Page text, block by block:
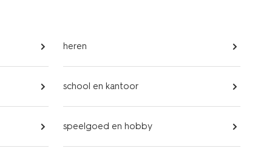
heren
school en kantoor
speelgoed en hobby